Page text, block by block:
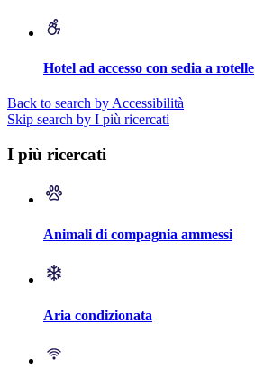
Hotel ad accesso con sedia a rotelle
Back to search by Accessibilità
Skip search by I più ricercati
I più ricercati
Animali di compagnia ammessi
Aria condizionata